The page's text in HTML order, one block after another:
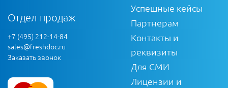
Отдел продаж
+7 (495) 212-14-84
sales@freshdoc.ru
Заказать звонок
Успешные кейсы
Партнерам
Контакты и
реквизиты
Для СМИ
Лицензии и